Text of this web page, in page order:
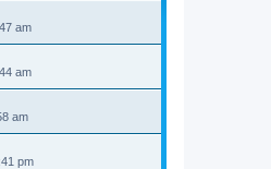
am
am
am
pm